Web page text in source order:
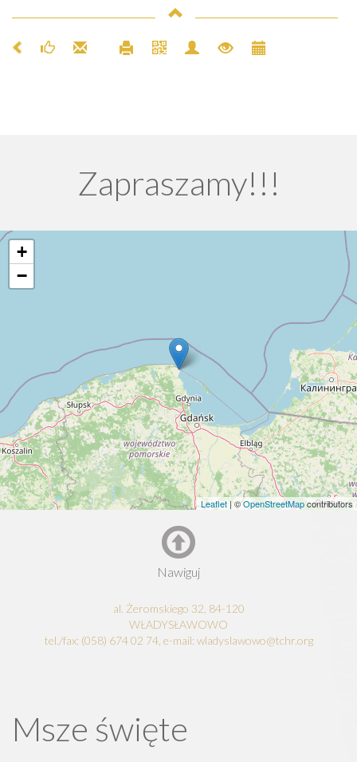
Zapraszamy!!!
+
−
Leaflet | ©OpenStreetMapcontributors
Nawiguj
al. Żeromskiego 32, 84-120
WŁADYSŁAWOWO
tel./fax: (058) 674 02 74, e-mail: wladyslawowo@tchr.org
Msze święte